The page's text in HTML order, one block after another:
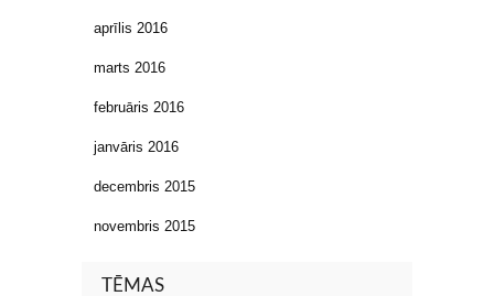
aprīlis 2016
marts 2016
februāris 2016
janvāris 2016
decembris 2015
novembris 2015
TĒMAS